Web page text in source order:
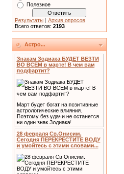
Полезное
Результаты| Архив опросов
Всего ответов: 2193
Астро...
Знакам Зодиака БУДЕТ ВЕЗТИ
ВО ВСЕМ в марте! В чем вам
подфартит?
Март будет богат на позитивные
астрологические влияния.
Поэтому без удачи не останется
ни один знак Зодиака!
28 февраля Св.Онисим.
Сегодня ПЕРЕКРЕСТИТЕ ВОДУ
и умойтесь с этими словами...